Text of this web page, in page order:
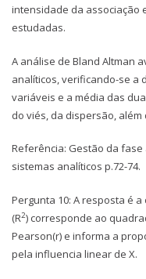
intensidade da associação
estudadas.
A análise de Bland Altman
analíticos, verificando-se a
variáveis e a média das
do viés, da dispersão,
Referência: Gestão da fase
sistemas analíticos p.72-74.
Pergunta 10: A resposta é
(R2) corresponde ao
Pearson(r) e informa a
pela influencia linear de X.